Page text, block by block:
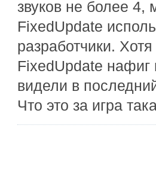
звуков не более 4,
FixedUpdate
разработчики.
FixedUpdate нафиг
видели в
Что это за игра